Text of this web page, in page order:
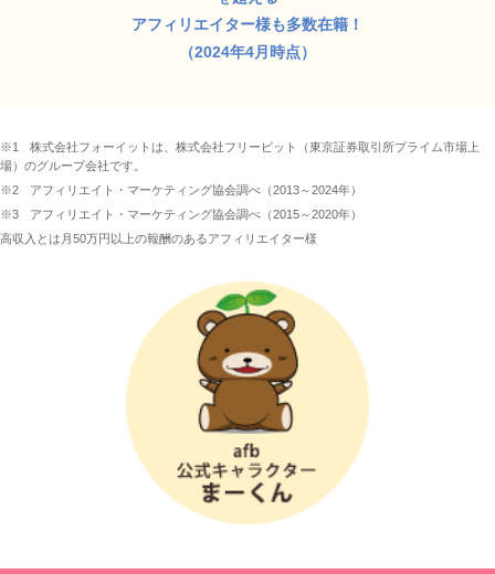
アフィリエイター様も多数在籍！
（2024年4月時点）
※1
株式会社フォーイットは、株式会社フリービット（東京証券取引所プライム市場上
場）のグループ会社です。
※2
アフィリエイト・マーケティング協会調べ（2013～2024年）
※3
アフィリエイト・マーケティング協会調べ（2015～2020年）
高収入とは月50万円以上の報酬のあるアフィリエイター様